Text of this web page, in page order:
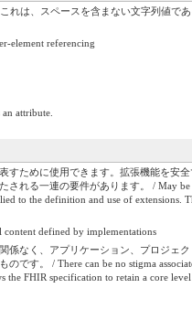
は、スペースを含まない文字列値で
element referencing
attribute.
すために使用できます。拡張機能を安
れる一連の要件があります。 / May be
to the definition and use of
defined by implementations
係なく、アプリケーション、プロジェ
です。 / There can be no stigma
the FHIR specification to retain a core